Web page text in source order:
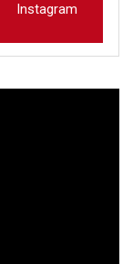
Instagram